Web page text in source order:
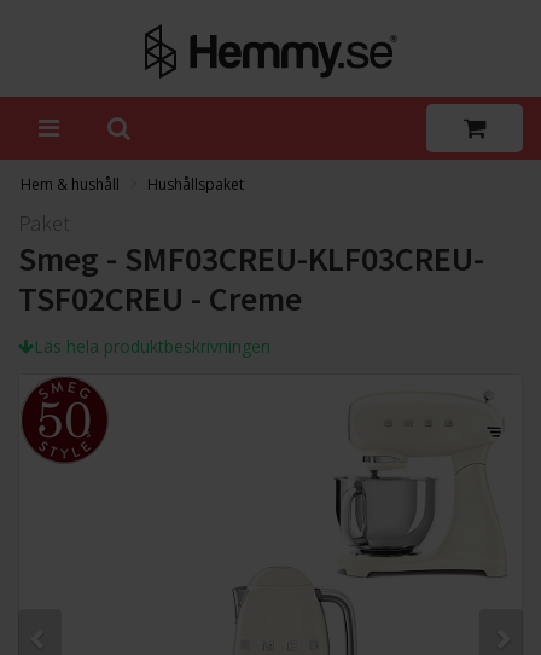
Hem & hushåll Hushållspaket
Paket
Smeg - SMF03CREU-KLF03CREU-
TSF02CREU - Creme
Läs hela produktbeskrivningen